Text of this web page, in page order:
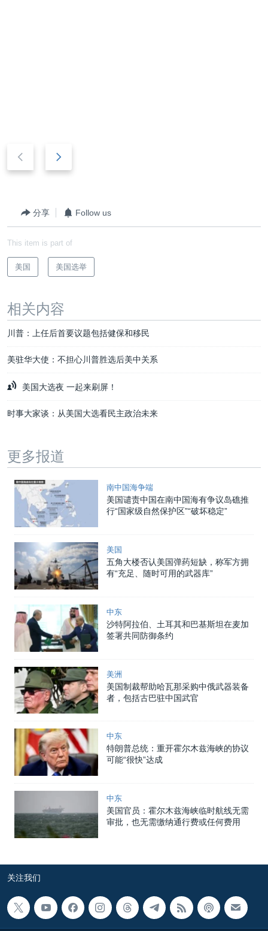
分享 Follow us
This item is part of
美国 美国选举
相关内容
川普：上任后首要议题包括健保和移民
美驻华大使：不担心川普胜选后美中关系
美国大选夜 一起来刷屏！
时事大家谈：从美国大选看民主政治未来
更多报道
南中国海争端
美国谴责中国在南中国海有争议岛礁推
行“国家级自然保护区”“破坏稳定”
美国
五角大楼否认美国弹药短缺，称军方拥
有“充足、随时可用的武器库”
中东
沙特阿拉伯、土耳其和巴基斯坦在麦加
签署共同防御条约
美洲
美国制裁帮助哈瓦那采购中俄武器装备
者，包括古巴驻中国武官
中东
特朗普总统：重开霍尔木兹海峡的协议
可能“很快”达成
中东
美国官员：霍尔木兹海峡临时航线无需
审批，也无需缴纳通行费或任何费用
关注我们